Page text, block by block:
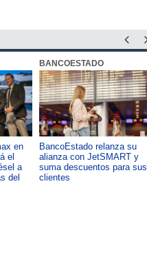
en
el
a
del
BANCOESTADO
BancoEstado relanza su
alianza con JetSMART y
suma descuentos para sus
clientes